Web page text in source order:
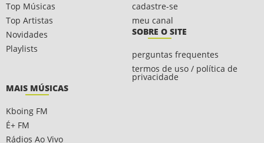
Top Músicas
Top Artistas
Novidades
Playlists
cadastre-se
meu canal
SOBRE O SITE
perguntas frequentes
termos de uso / política de
privacidade
MAIS MÚSICAS
Kboing FM
É+ FM
Rádios Ao Vivo